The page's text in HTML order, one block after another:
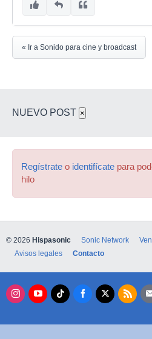
« Ir a Sonido para cine y broadcast
NUEVO POST ×
Regístrate o identifícate para
hilo
© 2026 Hispasonic Sonic Network
Avisos legales
Contacto